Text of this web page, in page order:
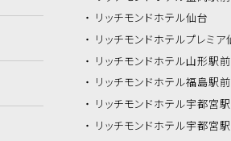
リッチモンドホテル仙台
リッチモンドホテルプレミ
リッチモンドホテル山形駅前
リッチモンドホテル福島駅前
リッチモンドホテル宇都宮
リッチモンドホテル宇都宮